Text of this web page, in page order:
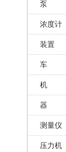
泵
浓度计
装置
车
机
器
测量仪
压力机